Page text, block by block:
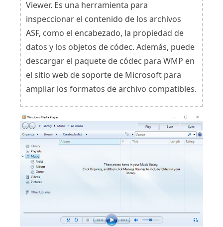
Viewer. Es una herramienta para
inspeccionar el contenido de los archivos
ASF, como el encabezado, la propiedad de
datos y los objetos de códec. Además, puede
descargar el paquete de códec para WMP en
el sitio web de soporte de Microsoft para
ampliar los formatos de archivo compatibles.